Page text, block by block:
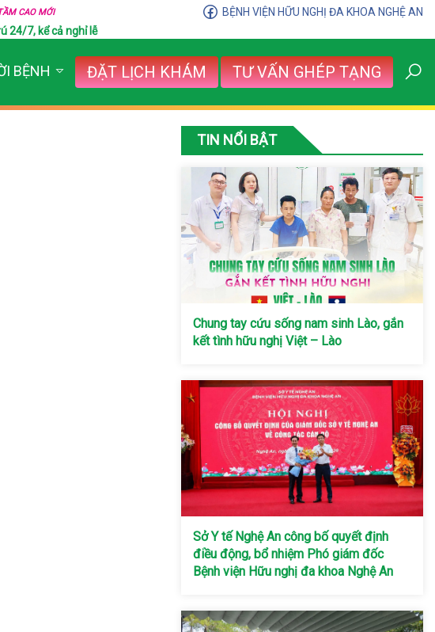
CAO MỚI
BỆNH VIỆN HỮU NGHỊ ĐA KHOA NGHỆ AN
24/7, kể cả nghỉ lễ
BỆNH ĐẶT LỊCH KHÁM TƯ VẤN GHÉP TẠNG
TIN NỔI BẬT
Chung tay cứu sống nam sinh Lào, gắn
kết tình hữu nghị Việt – Lào
Sở Y tế Nghệ An công bố quyết định
điều động, bổ nhiệm Phó giám đốc
Bệnh viện Hữu nghị đa khoa Nghệ An